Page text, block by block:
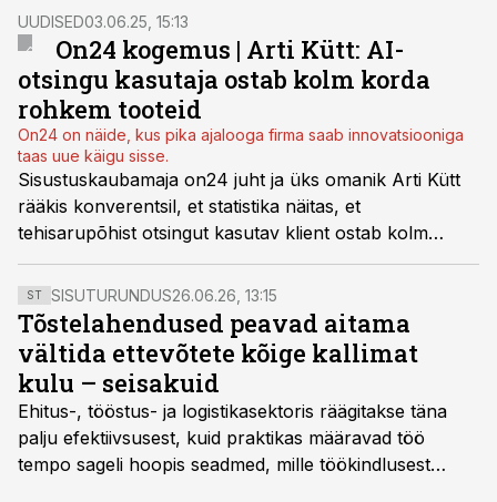
probleemist, et tööstusprojekte on keeruline
finantseerida, ütles Pärnu Tarneahelakonverentsi
vestlusringis Swedbanki peaökonomist Tõnu Mertsina.
Temaga koos arutlesid Eesti Panga ökonomist Kaspar
Oja ning Thermory tegevjuht Ragnar Koppel.
UUDISED03.06.25, 15:13
On24 kogemus | Arti Kütt: AI-
otsingu kasutaja ostab kolm korda
rohkem tooteid
On24 on näide, kus pika ajalooga firma saab innovatsiooniga
taas uue käigu sisse.
Sisustuskaubamaja on24 juht ja üks omanik Arti Kütt
rääkis konverentsil, et statistika näitas, et
tehisarupõhist otsingut kasutav klient ostab kolm
korda rohkem tooteid kui see, kes AI-otsingut ei
kasuta. Samuti tegi tehisaru rakendamine nende e-poe
veebiotsingu kliendi jaoks kümme korda kiiremaks.
ST SISUTURUNDUS26.06.26, 13:15
Tõstelahendused peavad aitama
vältida ettevõtete kõige kallimat
kulu – seisakuid
Ehitus-, tööstus- ja logistikasektoris räägitakse täna
palju efektiivsusest, kuid praktikas määravad töö
tempo sageli hoopis seadmed, mille töökindlusest